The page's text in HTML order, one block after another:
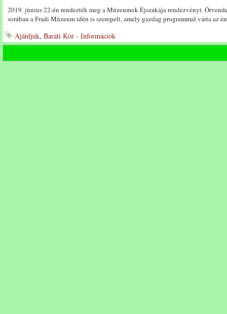
2019. június 22-én rendezték meg a Múzeumok Éjszakája rendezvényt.
sorában a Fradi Múzeum idén is szerepelt, amely gazdag programmal várta az
Ajánljuk, Baráti Kör - Információk